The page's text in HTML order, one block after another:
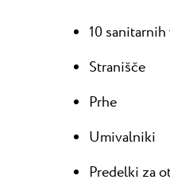
10
Stranišče
Prhe
Umivalniki
Predelki za